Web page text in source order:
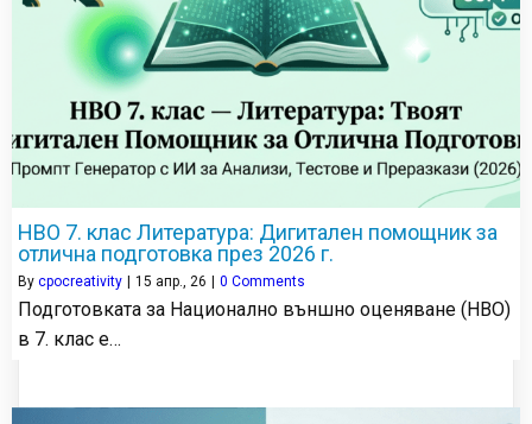
НВО 7. клас Литература: Дигитален помощник за
отлична подготовка през 2026 г.
By cpocreativity | 15 апр., 26 | 0 Comments
Подготовката за Национално външно оценяване (НВО)
в 7. клас е…